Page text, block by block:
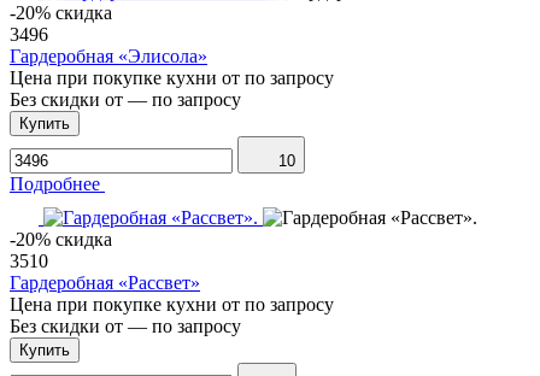
-20% скидка
3496
Гардеробная «Элисола»
Цена при покупке кухни от по запросу
Без скидки от — по запросу
Купить
10
Подробнее
-20% скидка
3510
Гардеробная «Рассвет»
Цена при покупке кухни от по запросу
Без скидки от — по запросу
Купить